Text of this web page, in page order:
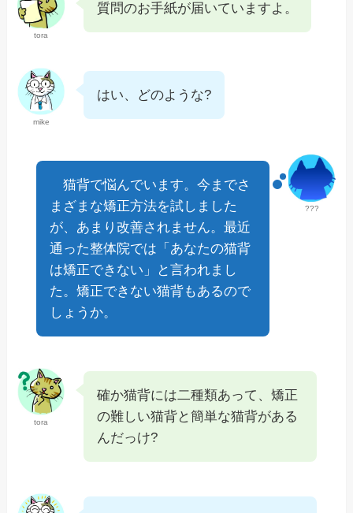
tora
質問のお手紙が届いていますよ。
mike
はい、どのような?
???
猫背で悩んでいます。今までさ
まざまな矯正方法を試しました
が、あまり改善されません。最近
通った整体院では「あなたの猫背
は矯正できない」と言われまし
た。矯正できない猫背もあるので
しょうか。
tora
確か猫背には二種類あって、矯正
の難しい猫背と簡単な猫背がある
んだっけ?